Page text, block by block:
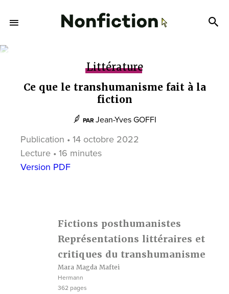
Littérature
Ce que le transhumanisme fait à la
fiction
PAR Jean-Yves GOFFI
Publication • 14 octobre 2022
Lecture • 16 minutes
Version PDF
Fictions posthumanistes
Représentations littéraires et
critiques du transhumanisme
Mara Magda Maftei
Hermann
362 pages